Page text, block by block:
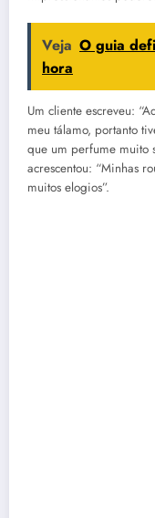
Veja O guia
hora
Um cliente escreveu:
meu tálamo, portanto
que um perfume muito
acrescentou: “Minhas
muitos elogios”.